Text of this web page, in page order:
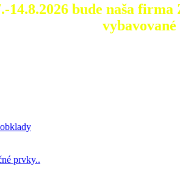
bude naša
vybavované
prvky..